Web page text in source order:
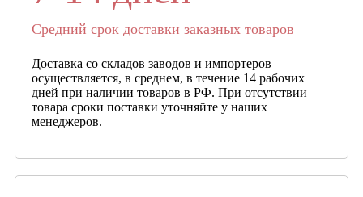
Средний срок доставки заказных товаров
Доставка со складов заводов и импортеров
осуществляется, в среднем, в течение 14 рабочих
дней при наличии товаров в РФ. При отсутствии
товара сроки поставки уточняйте у наших
менеджеров.